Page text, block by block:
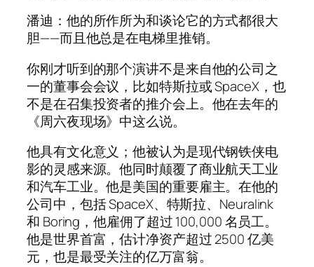
潘迪：他的所作所为和谈论它的方式都很大
胆——而且他总是在电梯里推销。
你刚才听到的那个演讲不是来自他的公司之
一的董事会会议，比如特斯拉或 SpaceX，也
不是在召集投资者的推介会上。他在去年的
《周六夜现场》中这么说。
他具有文化意义；他被认为是现代钢铁侠电
影的灵感来源。他同时颠覆了商业航天工业
和汽车工业。他是美国的重要雇主。在他的
公司中，包括 SpaceX、特斯拉、Neuralink
和 Boring，他雇佣了超过 100,000 名员工。
他是世界首富，估计净资产超过 2500 亿美
元，也是最受关注的亿万富翁。